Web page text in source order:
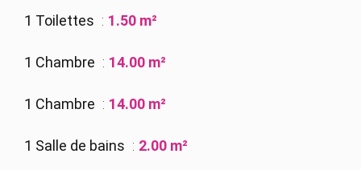
1 Toilettes 1.50 m²
1 Chambre 14.00 m²
1 Chambre 14.00 m²
1 Salle de bains 2.00 m²